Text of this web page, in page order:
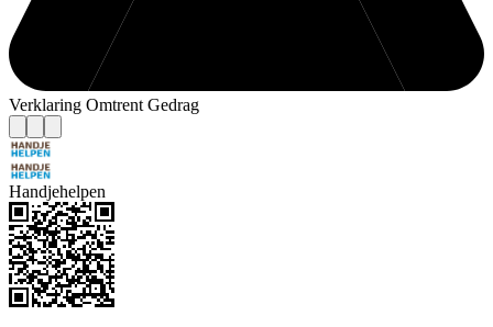
Verklaring Omtrent Gedrag
Handjehelpen